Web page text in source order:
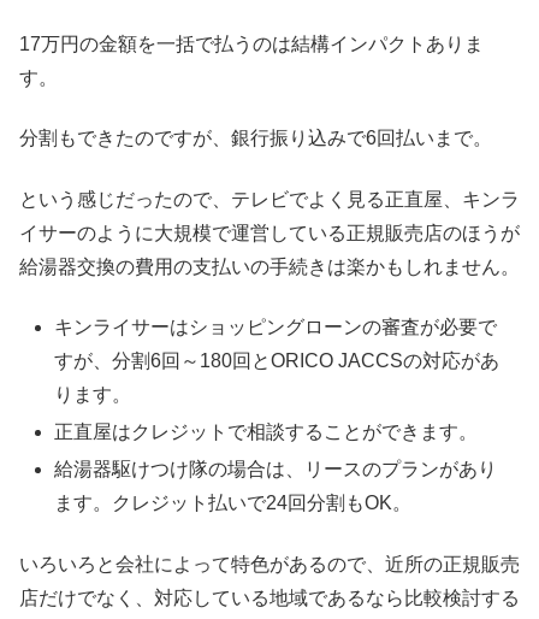
17万円の金額を一括で払うのは結構インパクトありま
す。
分割もできたのですが、銀行振り込みで6回払いまで。
という感じだったので、テレビでよく見る正直屋、キンラ
イサーのように大規模で運営している正規販売店のほうが
給湯器交換の費用の支払いの手続きは楽かもしれません。
キンライサーはショッピングローンの審査が必要で
すが、分割6回～180回とORICO JACCSの対応があ
ります。
正直屋はクレジットで相談することができます。
給湯器駆けつけ隊の場合は、リースのプランがあり
ます。クレジット払いで24回分割もOK。
いろいろと会社によって特色があるので、近所の正規販売
店だけでなく、対応している地域であるなら比較検討する